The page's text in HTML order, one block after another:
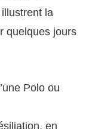
la
quelques jours
Polo ou
en